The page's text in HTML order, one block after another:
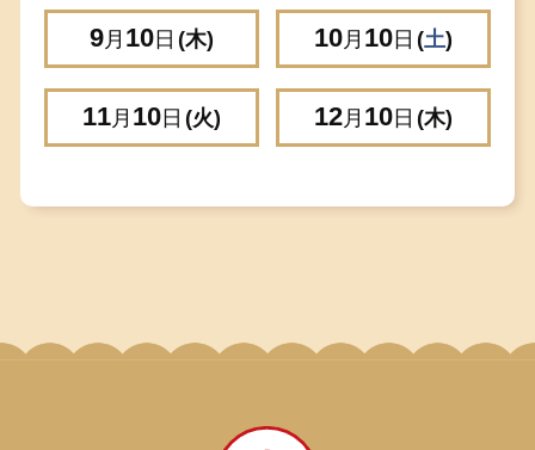
9月 10 日 (木) 10月 10 日 (土)
11月 10 日 (火) 12月 10 日 (木)